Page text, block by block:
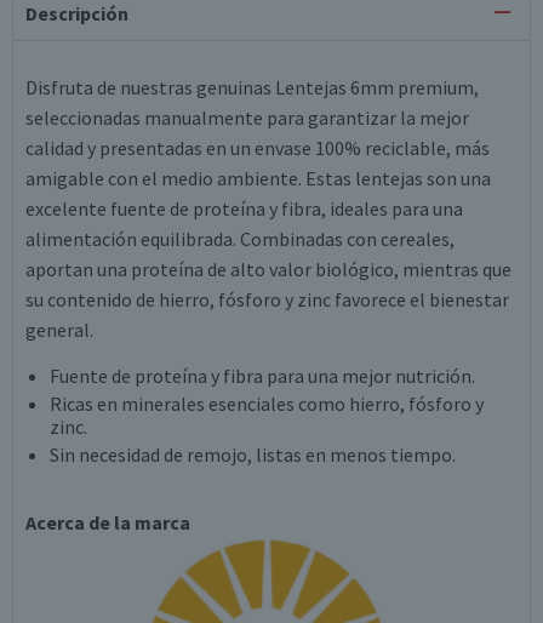
Descripción
Disfruta de nuestras genuinas Lentejas 6mm premium,
seleccionadas manualmente para garantizar la mejor
calidad y presentadas en un envase 100% reciclable, más
amigable con el medio ambiente. Estas lentejas son una
excelente fuente de proteína y fibra, ideales para una
alimentación equilibrada. Combinadas con cereales,
aportan una proteína de alto valor biológico, mientras que
su contenido de hierro, fósforo y zinc favorece el bienestar
general.
Fuente de proteína y fibra para una mejor nutrición.
Ricas en minerales esenciales como hierro, fósforo y
zinc.
Sin necesidad de remojo, listas en menos tiempo.
Acerca de la marca